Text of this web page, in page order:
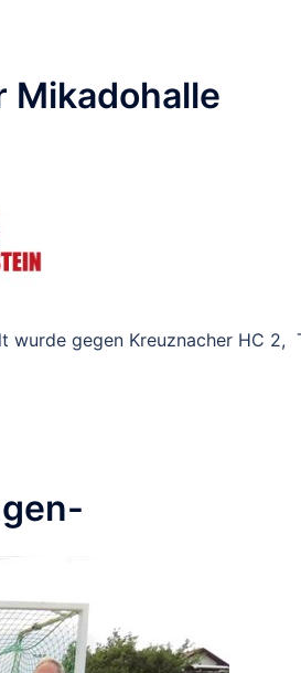
Mikadohalle
wurde gegen Kreuznacher HC 2,